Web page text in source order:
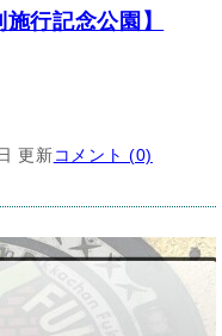
行記念公園】
更新コメント (0)